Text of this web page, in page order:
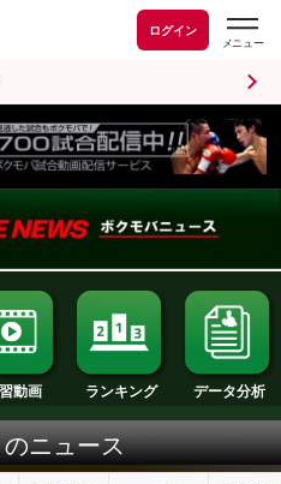
ログイン
練習動画 ランキング